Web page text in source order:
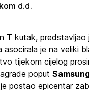
d.d.
T kutak, predstavljao
asocirala je na veliki
tijekom cijelog
poput
postao epicentar